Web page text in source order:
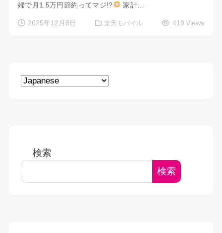
婦で月1.5万円節約ってマジ!?
家計…
2025年12月8日 楽天モバイル 419 Views
検索
検索